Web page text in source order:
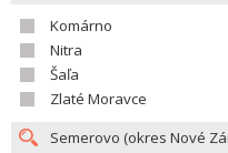
Komárno
Nitra
Šaľa
Zlaté Moravce